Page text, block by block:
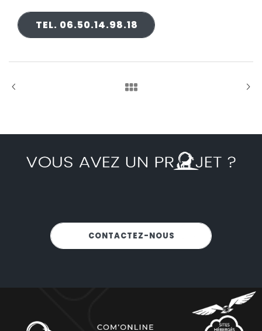
ON VOUS RAPPELLE !
TEL. 06.50.14.98.18
NOUS SOMMES-LÀ POUR VOUS
!
CONTACTEZ-NOUS